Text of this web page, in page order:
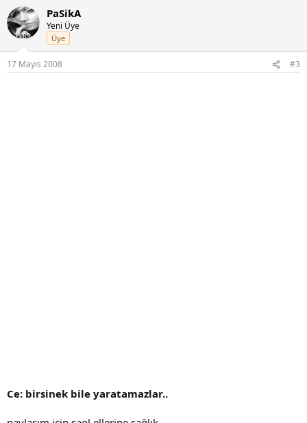
PaSikA
Yeni Üye
Üye
17 Mayıs 2008 #3
Ce: birsinek bile yaratamazlar..